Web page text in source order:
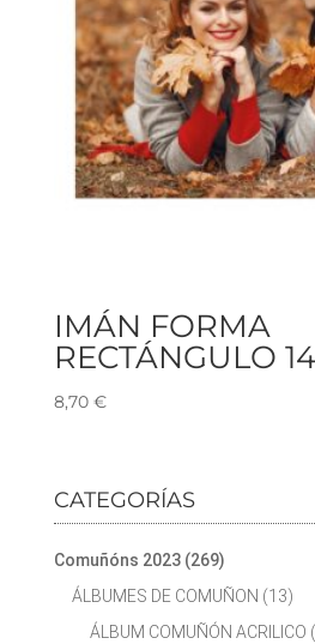
IMÁN FORMA
RECTÁNGULO
8,70 €
CATEGORÍAS
Comuñóns 2023 (269)
ÁLBUMES DE COMUÑON (13)
ÁLBUM COMUÑÓN ACRILICO